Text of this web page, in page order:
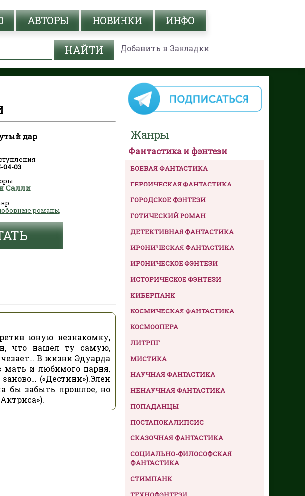
АВТОРЫ НОВИНКИ ИНФО
Добавить в Закладки
дар
04-03
Салли
романы
юную незнакомку,
что нашел ту самую,
В жизни Эдуарда
мать и любимого парня,
(«Дестини»).Элен
бы забыть прошлое, но
Жанры
Фантастика и фэнтези
БОЕВАЯ ФАНТАСТИКА
ГЕРОИЧЕСКАЯ ФАНТАСТИКА
ГОРОДСКОЕ ФЭНТЕЗИ
ГОТИЧЕСКИЙ РОМАН
ДЕТЕКТИВНАЯ ФАНТАСТИКА
ИРОНИЧЕСКАЯ ФАНТАСТИКА
ИРОНИЧЕСКОЕ ФЭНТЕЗИ
ИСТОРИЧЕСКОЕ ФЭНТЕЗИ
КИБЕРПАНК
КОСМИЧЕСКАЯ ФАНТАСТИКА
КОСМООПЕРА
ЛИТРПГ
МИСТИКА
НАУЧНАЯ ФАНТАСТИКА
НЕНАУЧНАЯ ФАНТАСТИКА
ПОПАДАНЦЫ
ПОСТАПОКАЛИПСИС
СКАЗОЧНАЯ ФАНТАСТИКА
СОЦИАЛЬНО-ФИЛОСОФСКАЯ
ФАНТАСТИКА
СТИМПАНК